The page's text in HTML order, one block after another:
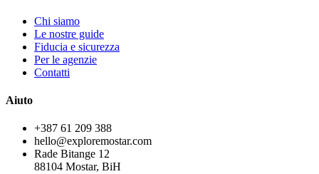
Chi siamo
Le nostre guide
Fiducia e sicurezza
Per le agenzie
Contatti
Aiuto
+387 61 209 388
hello@exploremostar.com
Rade Bitange 12
88104 Mostar, BiH